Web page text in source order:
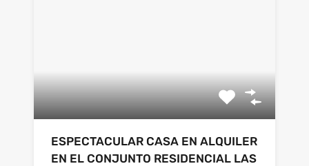
ESPECTACULAR CASA EN ALQUILER
EN EL CONJUNTO RESIDENCIAL LAS